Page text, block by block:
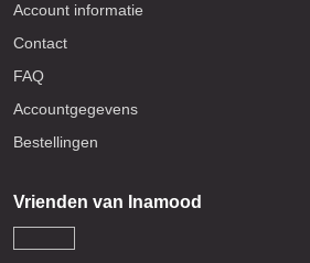
Account informatie
Contact
FAQ
Accountgegevens
Bestellingen
Vrienden van Inamood